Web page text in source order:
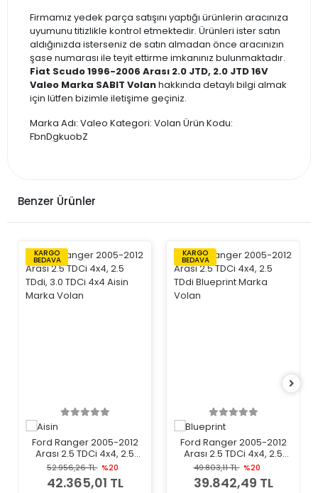
Firmamız yedek parça satışını yaptığı ürünlerin aracınıza
uyumunu titizlikle kontrol etmektedir. Ürünleri ister satın
aldığınızda isterseniz de satın almadan önce aracınızın
şase numarası ile teyit ettirme imkanınız bulunmaktadır.
Fiat Scudo 1996-2006 Arası 2.0 JTD, 2.0 JTD 16V
Valeo Marka SABIT Volanhakkında detaylı bilgi almak
için lütfen bizimle iletişime geçiniz.
Marka Adı: Valeo Kategori: Volan Ürün Kodu:
FbnDgkuobZ
Benzer Ürünler
KARGO
BEDAVA
Ford Ranger 2005-2012
Arası 2.5 TDCi 4x4, 2.5
TDdi, 3.0 TDCi 4x4 Aisin
Marka Volan
52.956,26 TL %20
42.365,01 TL
KARGO
BEDAVA
Ford Ranger 2005-2012
Arası 2.5 TDCi 4x4, 2.5
TDdi Blueprint Marka
Volan
49.803,11 TL %20
39.842,49 TL